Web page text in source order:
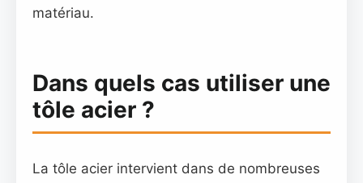
matériau.
Dans quels cas utiliser une
tôle acier ?
La tôle acier intervient dans de nombreuses